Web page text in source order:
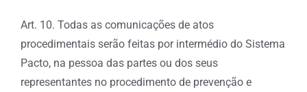
Art. 10. Todas as comunicações de atos
procedimentais serão feitas por intermédio do Sistema
Pacto, na pessoa das partes ou dos seus
representantes no procedimento de prevenção e